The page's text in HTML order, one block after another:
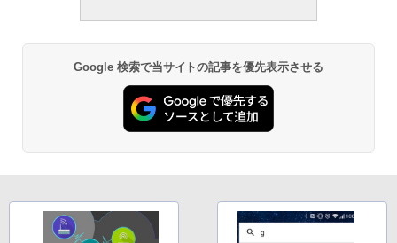
Google 検索で当サイトの記事を優先表示させる